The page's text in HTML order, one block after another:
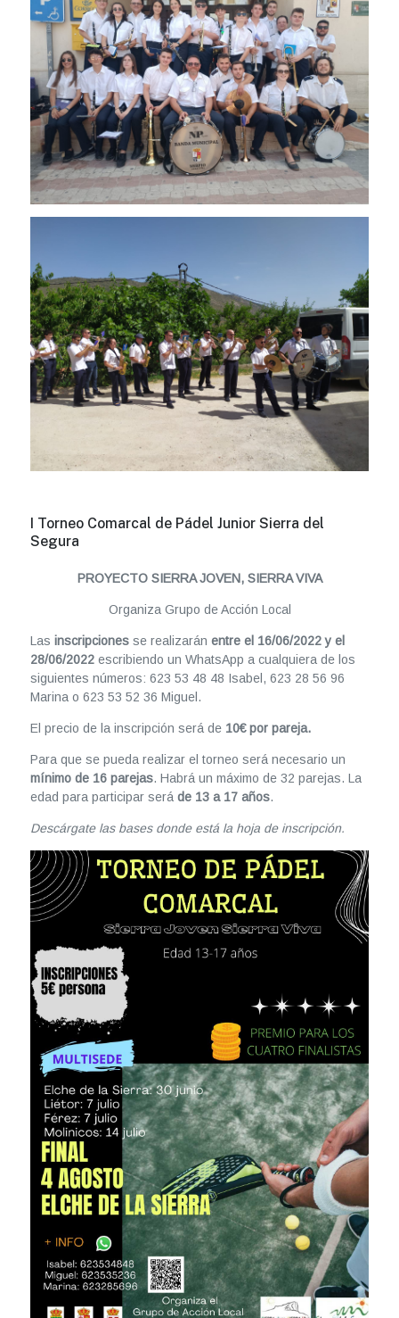
I Torneo Comarcal de Pádel Junior Sierra del
Segura
PROYECTO SIERRA JOVEN, SIERRA VIVA
Organiza Grupo de Acción Local
Las inscripciones se realizarán entre el 16/06/2022 y el
28/06/2022 escribiendo un WhatsApp a cualquiera de los
siguientes números: 623 53 48 48 Isabel, 623 28 56 96
Marina o 623 53 52 36 Miguel.
El precio de la inscripción será de 10€ por pareja.
Para que se pueda realizar el torneo será necesario un
mínimo de 16 parejas. Habrá un máximo de 32 parejas. La
edad para participar será de 13 a 17 años.
Descárgate las bases donde está la hoja de inscripción.